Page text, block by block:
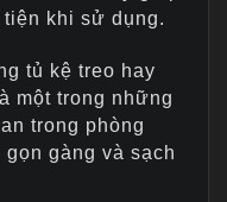
khi sử dụng.
tủ kệ treo hay
một trong những
trong phòng
gàng và sạch